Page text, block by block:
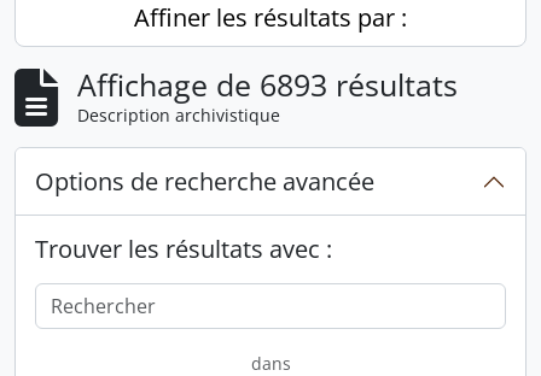
Affiner les résultats par :
Affichage de 6893 résultats
Description archivistique
Options de recherche avancée
Trouver les résultats avec :
dans